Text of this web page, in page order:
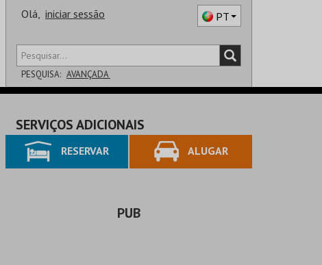
Olá, iniciar sessão PT
PESQUISA: AVANÇADA
SALA
SERVIÇOS ADICIONAIS
RESERVAR ALUGAR
PUB